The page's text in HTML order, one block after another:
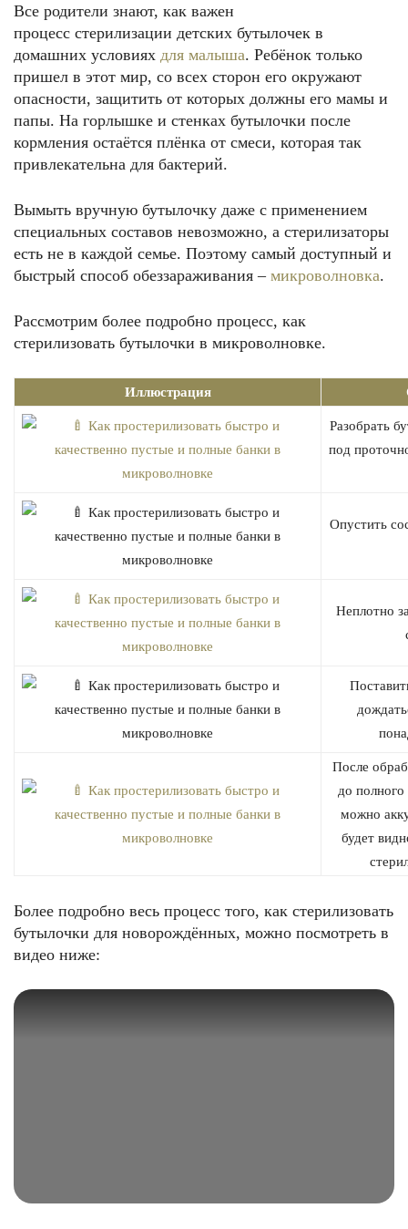
Все родители знают, как важен
процесс стерилизации детских бутылочек в
домашних условиях для малыша. Ребёнок только
пришел в этот мир, со всех сторон его окружают
опасности, защитить от которых должны его мамы и
папы. На горлышке и стенках бутылочки после
кормления остаётся плёнка от смеси, которая так
привлекательна для бактерий.
Вымыть вручную бутылочку даже с применением
специальных составов невозможно, а стерилизаторы
есть не в каждой семье. Поэтому самый доступный и
быстрый способ обеззараживания – микроволновка.
Рассмотрим более подробно процесс, как
стерилизовать бутылочки в микроволновке.
Иллюстрация
Разобрать
под
Опустить
Неплотно
После
до
можно
будет
Более подробно весь процесс того, как стерилизовать
бутылочки для новорождённых, можно посмотреть в
видео ниже: